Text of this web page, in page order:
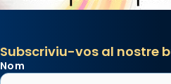
Subscriviu-vos al nostre
Nom